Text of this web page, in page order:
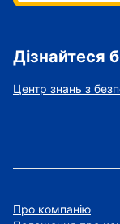
Дізнайтеся
Центр знань з
Про компанію